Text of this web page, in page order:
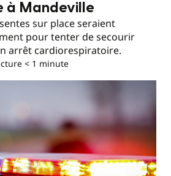
à Mandeville
sur place seraient
pour tenter de secourir
arrêt cardiorespiratoire.
< 1 minute